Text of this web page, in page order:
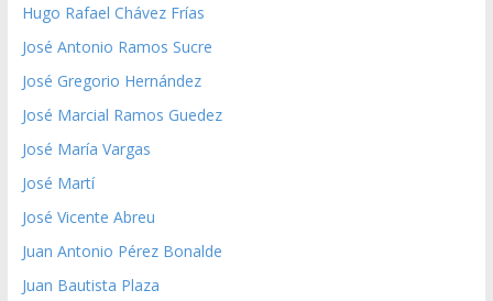
Hugo Rafael Chávez Frías
José Antonio Ramos Sucre
José Gregorio Hernández
José Marcial Ramos Guedez
José María Vargas
José Martí
José Vicente Abreu
Juan Antonio Pérez Bonalde
Juan Bautista Plaza